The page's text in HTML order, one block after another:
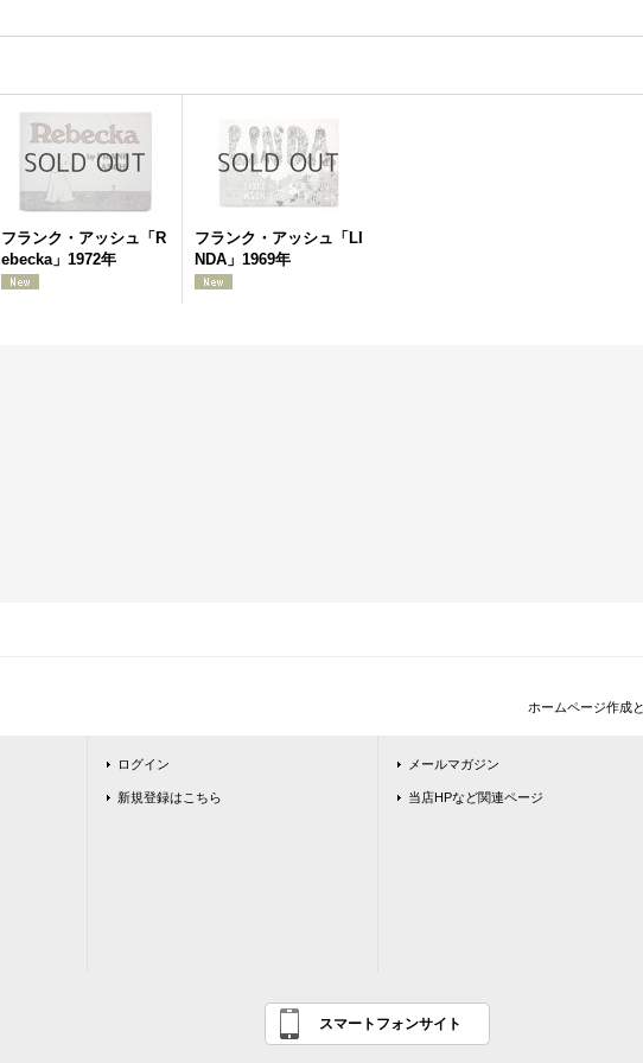
フランク・アッシュ「R
ebecka」1972年
フランク・アッシュ「LI
NDA」1969年
ホームページ作成
ログイン
新規登録はこちら
メールマガジン
当店HPなど関連ページ
スマートフォンサイト